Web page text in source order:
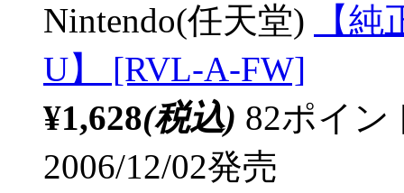
Nintendo(任天堂)
【
U】 [RVL-A-FW]
¥1,628(税込) 82ポイ
2006/12/02発売